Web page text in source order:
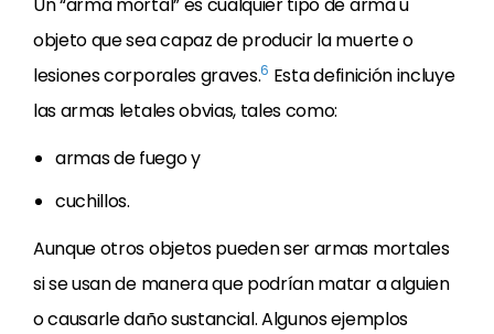
Un “arma mortal” es cualquier tipo de arma u
objeto que sea capaz de producir la muerte o
lesiones corporales graves.6 Esta definición incluye
las armas letales obvias, tales como:
armas de fuego y
cuchillos.
Aunque otros objetos pueden ser armas mortales
si se usan de manera que podrían matar a alguien
o causarle daño sustancial. Algunos ejemplos